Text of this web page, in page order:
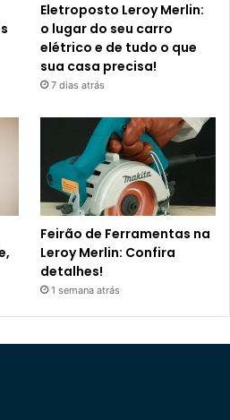
Eletroposto Leroy Merlin:
o lugar do seu carro
elétrico e de tudo o que
sua casa precisa!
7 dias atrás
Feirão de Ferramentas na
Leroy Merlin: Confira
detalhes!
1 semana atrás